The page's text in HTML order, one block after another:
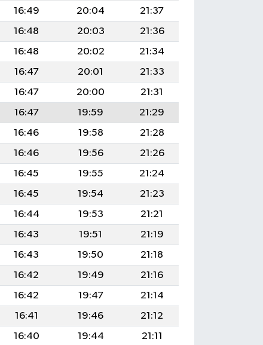
16:49 20:04
21:37
16:48 20:03
21:36
16:48 20:02
21:34
16:47 20:01
21:33
16:47 20:00
21:31
16:47 19:59
21:29
16:46 19:58
21:28
16:46 19:56
21:26
16:45 19:55
21:24
16:45 19:54
21:23
16:44 19:53
21:21
16:43 19:51
21:19
16:43 19:50
21:18
16:42 19:49
21:16
16:42 19:47
21:14
16:41 19:46
21:12
16:40 19:44
21:11